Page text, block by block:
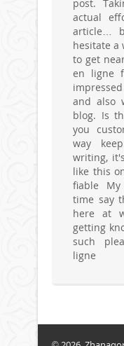
post.
actual
article…
hesitate a
to get
en ligne
and also
blog. Is
you
way
writing,
like this
fiable My
time say
here at
getting
such
ligne